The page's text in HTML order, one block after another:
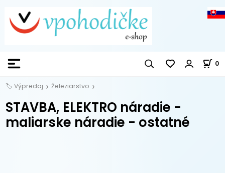
0
🏷️ Výpredaj Železiarstvo
STAVBA, ELEKTRO náradie -
maliarske náradie - ostatné